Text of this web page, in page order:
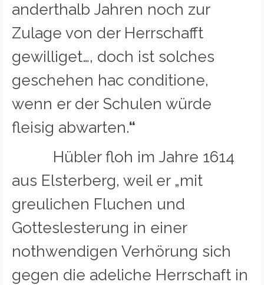
anderthalb Jahren noch zur
Zulage von der Herrschafft
gewilliget…, doch ist solches
geschehen hac conditione,
wenn er der Schulen würde
fleisig abwarten.“
Hübler floh im Jahre 1614
aus Elsterberg, weil er „mit
greulichen Fluchen und
Gotteslesterung in einer
nothwendigen Verhörung sich
gegen die adeliche Herrschaft in